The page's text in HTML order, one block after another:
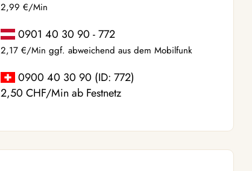
2,99 €/Min
0901 40 30 90 - 772
2,17 €/Min ggf. abweichend aus dem Mobilfunk
0900 40 30 90 (ID: 772)
2,50 CHF/Min ab Festnetz